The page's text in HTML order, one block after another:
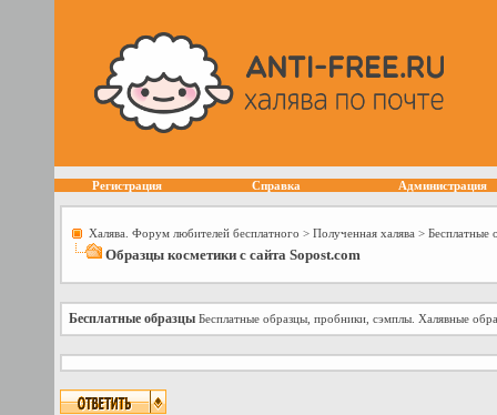
Регистрация Справка Администрация
Халява. Форум любителей бесплатного > Полученная халява > Бесплатные
Образцы косметики с сайта Sopost.com
Бесплатные образцы Бесплатные образцы, пробники, сэмплы. Халявные